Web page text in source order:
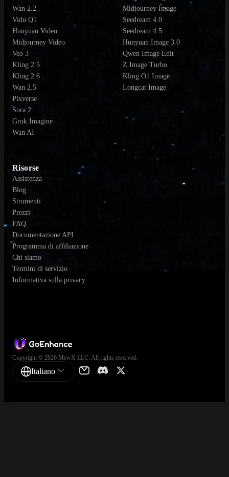
Wan 2.2
Vidu Q1
Hunyuan Video
Midjourney Video
Veo 3
Kling 2.5
Kling 2.6
Wan 2.5
Pixverse
Sora 2
Grok Imagine
Wan AI
Midjourney Image
Seedream 4.0
Seedream 4.5
Hunyuan Image 3.0
Qwen Image Edit
Z Image Turbo
Kling O1 Image
Longcat Image
Risorse
Assistenza
Blog
Strumenti
Prezzi
FAQ
Documentazione API
Programma di affiliazione
Chi siamo
Termini di servizio
Informativa sulla privacy
Copyright © 2026 MewX LLC. All rights reserved.
Italiano